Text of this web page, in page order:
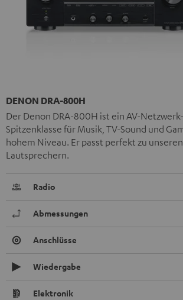
DENON DRA-800H
Der Denon DRA-800H ist ein AV-
Spitzenklasse für Musik, TV-Sound und
hohem Niveau. Er passt perfekt zu
Lautsprechern.
Radio
Abmessungen
Anschlüsse
Wiedergabe
Elektronik